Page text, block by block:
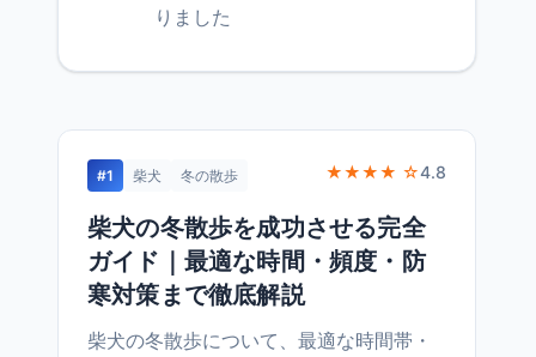
りました
#1 柴犬 冬の散歩 ★★★★ ☆4.8
柴犬の冬散歩を成功させる完全
ガイド｜最適な時間・頻度・防
寒対策まで徹底解説
柴犬の冬散歩について、最適な時間帯・